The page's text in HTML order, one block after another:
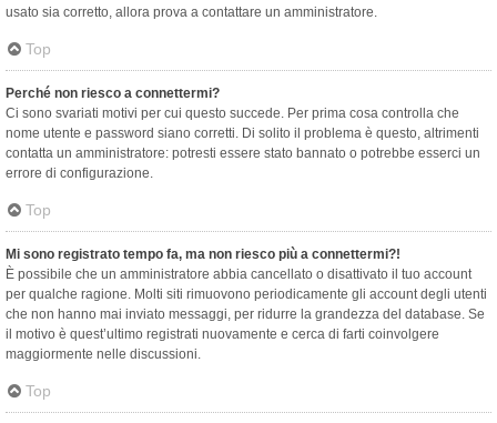
usato sia corretto, allora prova a contattare un amministratore.
Top
Perché non riesco a connettermi?
Ci sono svariati motivi per cui questo succede. Per prima cosa controlla che
nome utente e password siano corretti. Di solito il problema è questo, altrimenti
contatta un amministratore: potresti essere stato bannato o potrebbe esserci un
errore di configurazione.
Top
Mi sono registrato tempo fa, ma non riesco più a connettermi?!
È possibile che un amministratore abbia cancellato o disattivato il tuo account
per qualche ragione. Molti siti rimuovono periodicamente gli account degli utenti
che non hanno mai inviato messaggi, per ridurre la grandezza del database. Se
il motivo è quest’ultimo registrati nuovamente e cerca di farti coinvolgere
maggiormente nelle discussioni.
Top